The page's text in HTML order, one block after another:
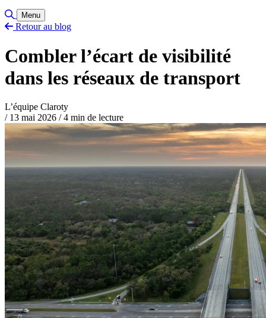
Basculer la recherche
Menu
Retour au blog
Combler l’écart de visibilité
dans les réseaux de transport
L’équipe Claroty
/ 13 mai 2026 /4 min de lecture